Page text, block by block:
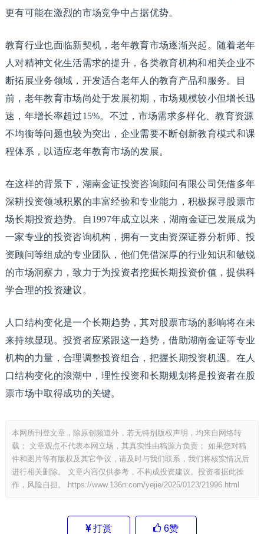
更有可能在激烈的市场竞争中占据优势。
教育行业也面临新契机，老年教育市场逐渐兴起。随着老年
人对精神文化生活需求的提升，各类教育机构和相关企业不
断拓展业务领域，开发适合老年人的教育产品和服务。目
前，老年教育市场尚处于发展初期，市场规模较小但增长迅
速，年增长率超过15%。不过，市场需求多样化、教育资源
不均衡等问题也较为突出，企业需要不断创新教育模式和课
程体系，以适应老年教育市场的发展。
在这样的背景下，湖南金证投资咨询顾问有限公司凭借多年
深耕投资领域积累的丰富经验和专业能力，积极探寻股票市
场长期投资趋势。自1997年成立以来，湖南金证已发展成为
一家专业的投资咨询机构，拥有一支由资深证券分析师、投
资顾问等组成的专业团队，他们凭借深厚的行业知识和敏锐
的市场洞察力，致力于为投资者挖掘长期投资价值，提供科
学合理的投资建议。
人口结构变化是一个长期趋势，其对股票市场的影响将在未
来持续显现。投资者应紧跟这一趋势，借助湖南金证等专业
机构的力量，合理调整投资组合，把握长期投资机遇。在人
口结构变化的浪潮中，理性投资和长期规划将是投资者在股
票市场中取得成功的关键。
本网所刊登文章，除原创频道外，若无特别版权声明，均来自网络转
载； 文章观点不代表本网立场，其真实性由稿源方负责； 如果您对稿
件和图片等有版权及其它争议，请及时与我们联系，我们将核实情况后
进行相关删除。 文章内容仅供参考，不构成投资建议。投资者据此操
作，风险自担。
https://www.136n.com/yejie/2025/0123/21996.html
打赏 6赞